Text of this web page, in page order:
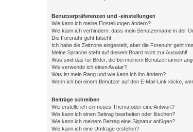
Benutzerpräferenzen und -einstellungen
Wie kann ich meine Einstellungen ändern?
Wie kann ich verhindern, dass mein Benutzername in der
Die Forenuhr geht falsch!
Ich habe die Zeitzone eingestellt, aber die Forenuhr geht
Meine Sprache steht auf diesem Board nicht zur Auswahl!
Was sind das für Bilder, die bei meinem Benutzernamen
Wie verwende ich einen Avatar?
Was ist mein Rang und wie kann ich ihn ändern?
Wenn ich bei einem Benutzer auf den E-Mail-Link klicke,
Beiträge schreiben
Wie erstelle ich ein neues Thema oder eine Antwort?
Wie kann ich einen Beitrag bearbeiten oder löschen?
Wie kann ich meinem Beitrag eine Signatur anfügen?
Wie kann ich eine Umfrage erstellen?